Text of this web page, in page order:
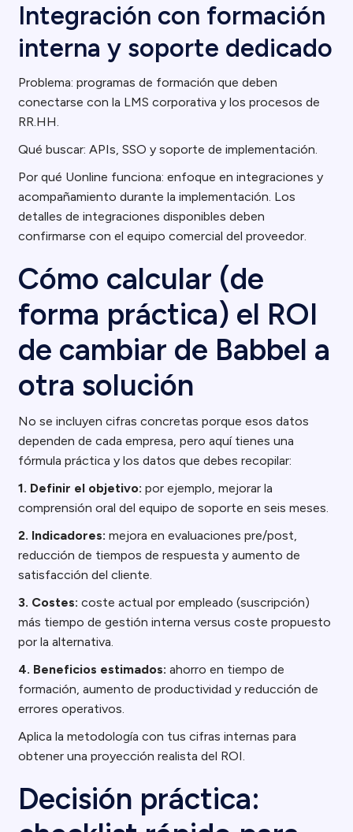
Integración con formación
interna y soporte dedicado
Problema: programas de formación que deben
conectarse con la LMS corporativa y los procesos de
RR.HH.
Qué buscar: APIs, SSO y soporte de implementación.
Por qué Uonline funciona: enfoque en integraciones y
acompañamiento durante la implementación. Los
detalles de integraciones disponibles deben
confirmarse con el equipo comercial del proveedor.
Cómo calcular (de
forma práctica) el ROI
de cambiar de Babbel a
otra solución
No se incluyen cifras concretas porque esos datos
dependen de cada empresa, pero aquí tienes una
fórmula práctica y los datos que debes recopilar:
1. Definir el objetivo: por ejemplo, mejorar la
comprensión oral del equipo de soporte en seis meses.
2. Indicadores: mejora en evaluaciones pre/post,
reducción de tiempos de respuesta y aumento de
satisfacción del cliente.
3. Costes: coste actual por empleado (suscripción)
más tiempo de gestión interna versus coste propuesto
por la alternativa.
4. Beneficios estimados: ahorro en tiempo de
formación, aumento de productividad y reducción de
errores operativos.
Aplica la metodología con tus cifras internas para
obtener una proyección realista del ROI.
Decisión práctica: